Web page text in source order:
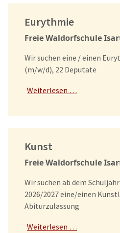
Eurythmie
Freie Waldorfschule
Wir suchen eine / einen
(m/w/d), 22 Deputate
Weiterlesen …
Kunst
Freie Waldorfschule
Wir suchen ab dem Schuljahr
2026/2027 eine/einen
Abiturzulassung
Weiterlesen …